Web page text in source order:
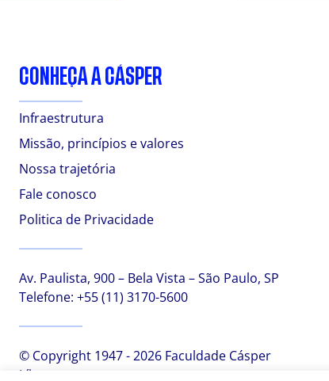
CONHEÇA A CÁSPER
Infraestrutura
Missão, princípios e valores
Nossa trajetória
Fale conosco
Politica de Privacidade
Av. Paulista, 900 – Bela Vista – São Paulo, SP
Telefone: +55 (11) 3170-5600
© Copyright 1947 - 2026 Faculdade Cásper
Líbero